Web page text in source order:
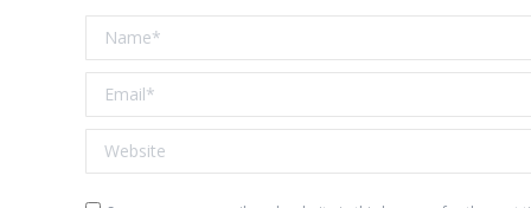
Name *
Email *
Website